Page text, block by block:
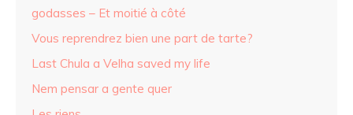
godasses – Et moitié à côté
Vous reprendrez bien une part de tarte?
Last Chula a Velha saved my life
Nem pensar a gente quer